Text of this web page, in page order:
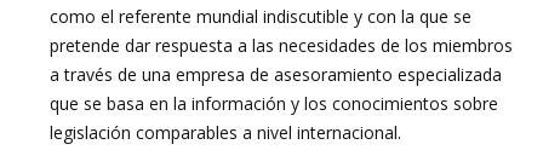
como el referente mundial indiscutible y con la que se
pretende dar respuesta a las necesidades de los miembros
a través de una empresa de asesoramiento especializada
que se basa en la información y los conocimientos sobre
legislación comparables a nivel internacional.